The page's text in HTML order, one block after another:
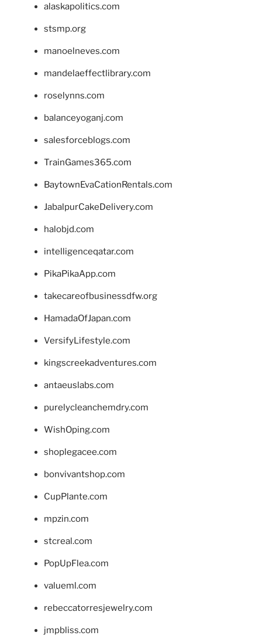
alaskapolitics.com
stsmp.org
manoelneves.com
mandelaeffectlibrary.com
roselynns.com
balanceyoganj.com
salesforceblogs.com
TrainGames365.com
BaytownEvaCationRentals.com
JabalpurCakeDelivery.com
halobjd.com
intelligenceqatar.com
PikaPikaApp.com
takecareofbusinessdfw.org
HamadaOfJapan.com
VersifyLifestyle.com
kingscreekadventures.com
antaeuslabs.com
purelycleanchemdry.com
WishOping.com
shoplegacee.com
bonvivantshop.com
CupPlante.com
mpzin.com
stcreal.com
PopUpFlea.com
valueml.com
rebeccatorresjewelry.com
jmpbliss.com